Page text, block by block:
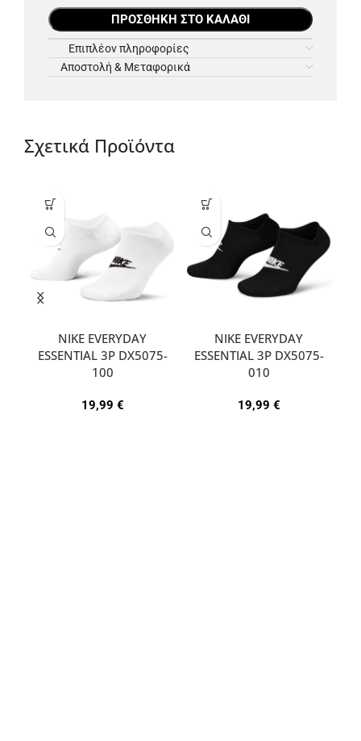
ΠΡΟΣΘΉΚΗ ΣΤΟ ΚΑΛΆΘΙ
Επιπλέον πληροφορίες
Αποστολή & Μεταφορικά
Σχετικά Προϊόντα
NIKE EVERYDAY
ESSENTIAL 3P DX5075-
100
19,99 €
NIKE EVERYDAY
ESSENTIAL 3P DX5075-
010
19,99 €